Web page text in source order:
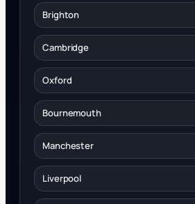
Brighton
Cambridge
Oxford
Bournemouth
Manchester
Liverpool